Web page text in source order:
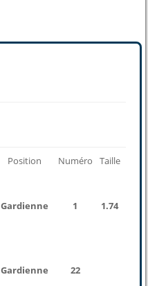
Position Numéro Taille
Gardienne 1 1.74
Gardienne 22